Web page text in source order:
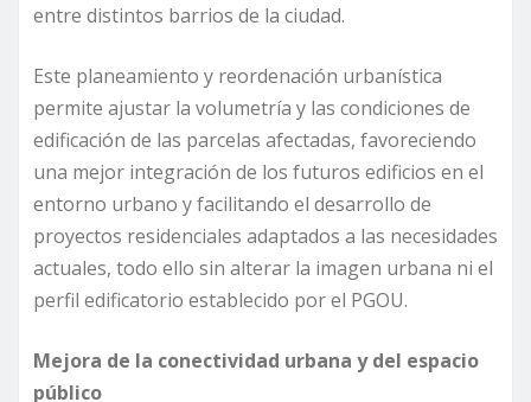
entre distintos barrios de la ciudad.
Este planeamiento y reordenación urbanística
permite ajustar la volumetría y las condiciones de
edificación de las parcelas afectadas, favoreciendo
una mejor integración de los futuros edificios en el
entorno urbano y facilitando el desarrollo de
proyectos residenciales adaptados a las necesidades
actuales, todo ello sin alterar la imagen urbana ni el
perfil edificatorio establecido por el PGOU.
Mejora de la conectividad urbana y del espacio
público